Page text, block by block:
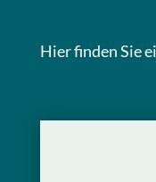
Hier finden Sie